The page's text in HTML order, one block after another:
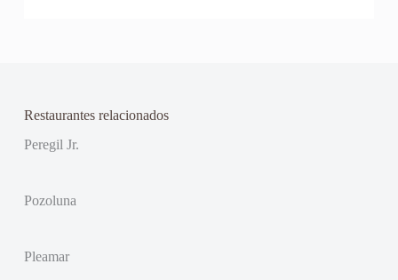
Restaurantes relacionados
Peregil Jr.
Pozoluna
Pleamar